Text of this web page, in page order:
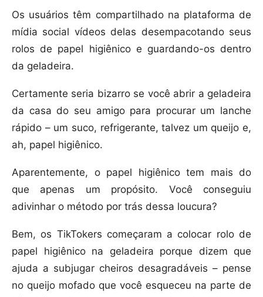
Os usuários têm compartilhado na plataforma de
mídia social vídeos delas desempacotando seus
rolos de papel higiênico e guardando-os dentro
da geladeira.
Certamente seria bizarro se você abrir a geladeira
da casa do seu amigo para procurar um lanche
rápido – um suco, refrigerante, talvez um queijo e,
ah, papel higiênico.
Aparentemente, o papel higiênico tem mais do
que apenas um propósito. Você conseguiu
adivinhar o método por trás dessa loucura?
Bem, os TikTokers começaram a colocar rolo de
papel higiênico na geladeira porque dizem que
ajuda a subjugar cheiros desagradáveis – pense
no queijo mofado que você esqueceu na parte de